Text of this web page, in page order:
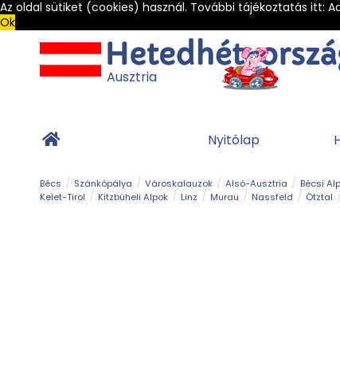
Az oldal sütiket (cookies) használ. További tájékoztatás itt:
Ok
Ausztria
Nyitólap
Bécs Szánkópálya Városkalauzok Alsó-Ausztria Bécsi
Kelet-Tirol
Kitzbüheli Alpok Linz Murau Nassfeld Ötztal